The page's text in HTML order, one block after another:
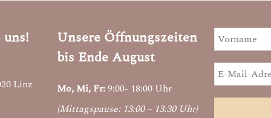
Linz
Unsere Öffnungszeiten
bis Ende August
Mo, Mi, Fr:9:00- 18:00 Uhr
(Mittagspause: 13:00 – 13:30 Uhr)